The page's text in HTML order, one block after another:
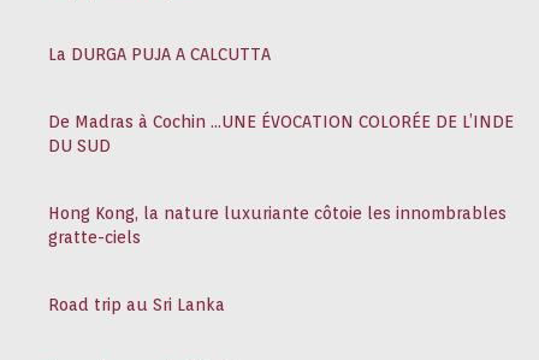
La DURGA PUJA A CALCUTTA
De Madras à Cochin …UNE ÉVOCATION COLORÉE DE L’INDE
DU SUD
Hong Kong, la nature luxuriante côtoie les innombrables
gratte-ciels
Road trip au Sri Lanka